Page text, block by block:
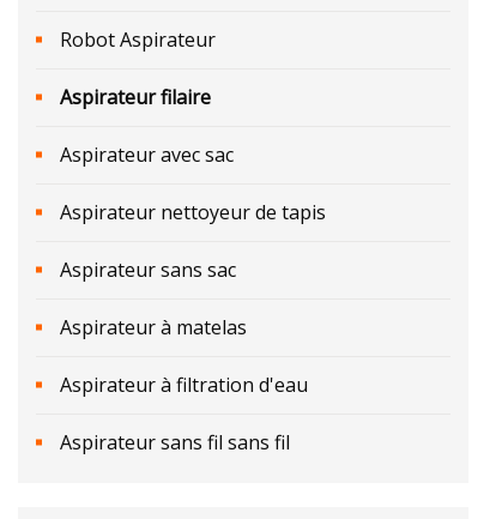
Robot Aspirateur
Aspirateur filaire
Aspirateur avec sac
Aspirateur nettoyeur de tapis
Aspirateur sans sac
Aspirateur à matelas
Aspirateur à filtration d'eau
Aspirateur sans fil sans fil